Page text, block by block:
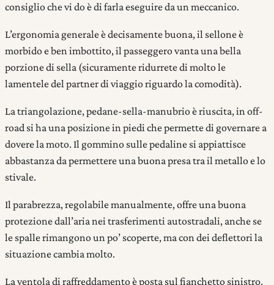
consiglio che vi do è di farla eseguire da un meccanico.
L’ergonomia generale è decisamente buona, il sellone è
morbido e ben imbottito, il passeggero vanta una bella
porzione di sella (sicuramente ridurrete di molto le
lamentele del partner di viaggio riguardo la comodità).
La triangolazione, pedane-sella-manubrio è riuscita, in off-
road si ha una posizione in piedi che permette di governare a
dovere la moto. Il gommino sulle pedaline si appiattisce
abbastanza da permettere una buona presa tra il metallo e lo
stivale.
Il parabrezza, regolabile manualmente, offre una buona
protezione dall’aria nei trasferimenti autostradali, anche se
le spalle rimangono un po’ scoperte, ma con dei deflettori la
situazione cambia molto.
La ventola di raffreddamento è posta sul fianchetto sinistro,